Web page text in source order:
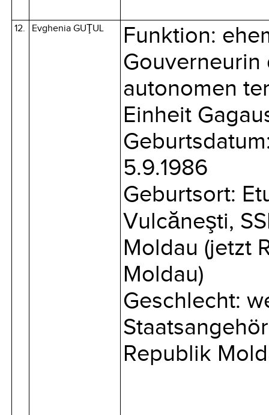
12. Evghenia GUŢUL
Funktion:
Gouverneurin
autonomen
Einheit
5.9.1986
Geburtsort:
Vulcăneşti,
Moldau (jetzt
Moldau)
Geschlecht:
Republik